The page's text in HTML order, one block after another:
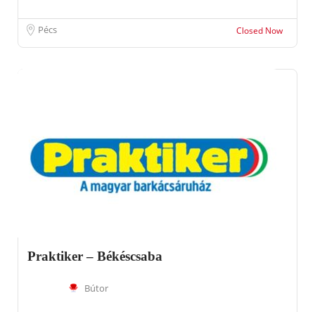
Pécs Closed Now
Praktiker – Békéscsaba
Bútor